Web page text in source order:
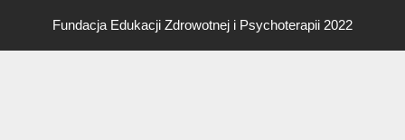
Fundacja Edukacji Zdrowotnej i Psychoterapii 2022